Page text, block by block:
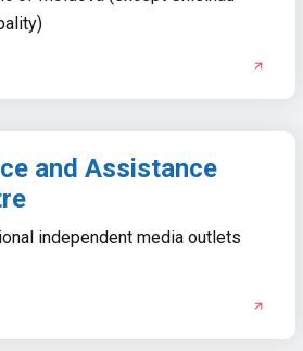
and Assistance
independent media outlets